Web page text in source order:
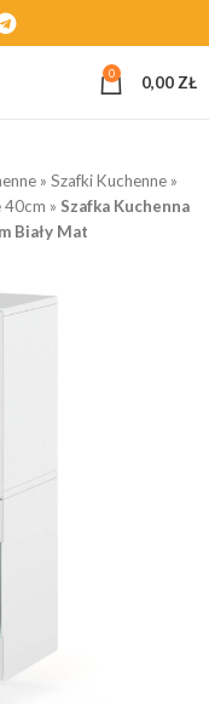
0 0,00 ZŁ
» Szafki Kuchenne »
40cm » Szafka Kuchenna
Biały Mat